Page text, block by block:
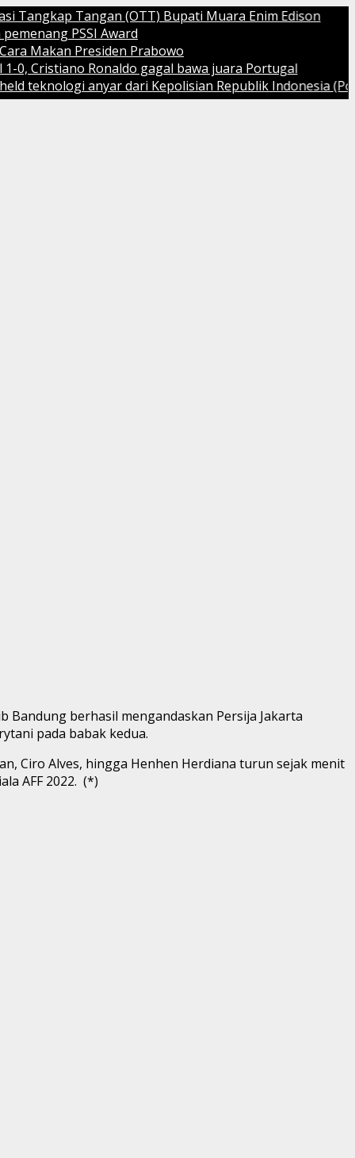
Tangan (OTT) Bupati Muara Enim Edison
PSSI Award
Presiden Prabowo
Ronaldo gagal bawa juara Portugal
anyar dari Kepolisian Republik Indonesia (Polri)
Bandung berhasil mengandaskan Persija Jakarta
pada babak kedua.
Ciro Alves, hingga Henhen Herdiana turun sejak menit
AFF 2022. (*)